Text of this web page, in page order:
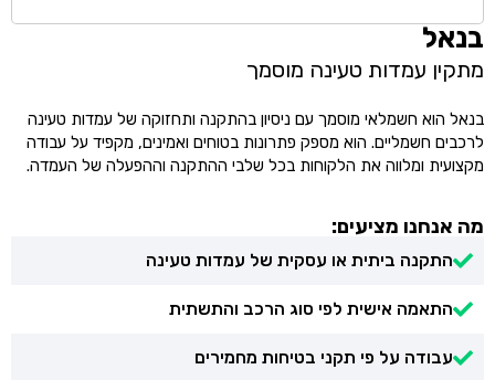
בנאל
מתקין עמדות טעינה מוסמך
בנאל הוא חשמלאי מוסמך עם ניסיון בהתקנה ותחזוקה של עמדות טעינה
לרכבים חשמליים. הוא מספק פתרונות בטוחים ואמינים, מקפיד על עבודה
מקצועית ומלווה את הלקוחות בכל שלבי ההתקנה וההפעלה של העמדה.
מה אנחנו מציעים:
התקנה ביתית או עסקית של עמדות טעינה
התאמה אישית לפי סוג הרכב והתשתית
עבודה על פי תקני בטיחות מחמירים